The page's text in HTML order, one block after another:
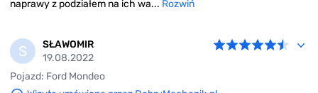
naprawy z podziałem na ich wa... Rozwiń
S
SŁAWOMIR
19.08.2022
Pojazd: Ford Mondeo